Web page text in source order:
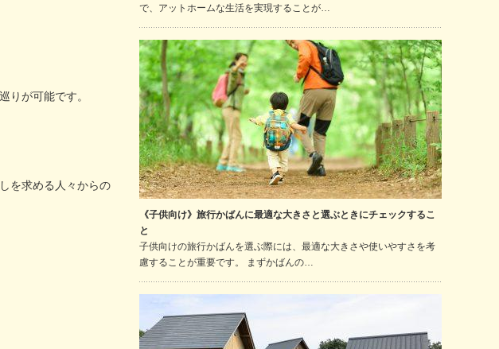
りが可能です。
を求める人々からの
で、アットホームな生活を実現することが…
《子供向け》旅行かばんに最適な大きさと選ぶときにチェックするこ
と
子供向けの旅行かばんを選ぶ際には、最適な大きさや使いやすさを考
慮することが重要です。 まずかばんの…